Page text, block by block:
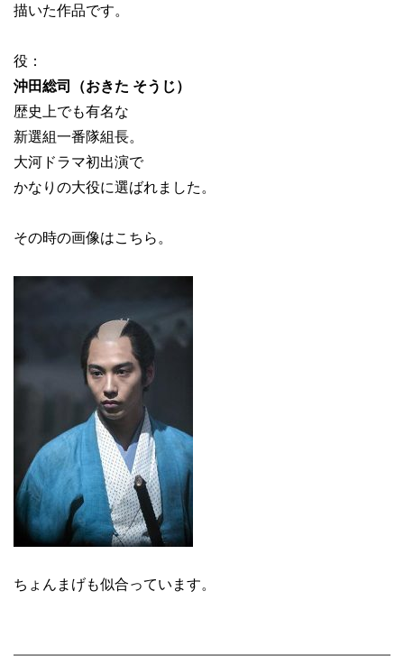
描いた作品です。
役：
沖田総司（おきた そうじ）
歴史上でも有名な
新選組一番隊組長。
大河ドラマ初出演で
かなりの大役に選ばれました。
その時の画像はこちら。
ちょんまげも似合っています。